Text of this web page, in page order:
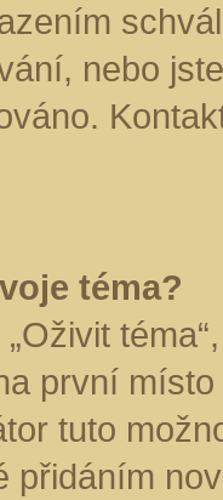
nebo
téma?
první
tuto
přidáním